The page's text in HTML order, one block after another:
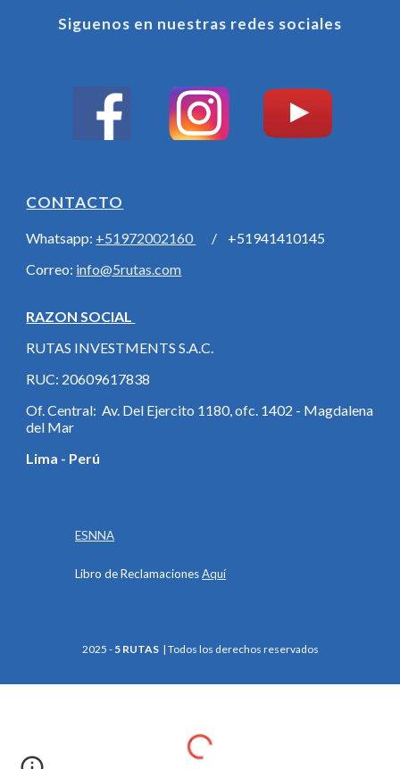
Siguenos en nuestras redes sociales
CONTACTO
Whatsapp: +51972002160
/ +51941410145
Correo: info@5rutas.com
RAZON SOCIAL
RUTAS INVESTMENTS S.A.C.
RUC: 20609617838
Of. Central: Av. Del Ejercito 1180, ofc. 1402 - Magdalena
del Mar
Lima - Perú
ESNNA
Libro de ReclamacionesAquí
2025 - 5 RUTAS| Todos los derechos reservados